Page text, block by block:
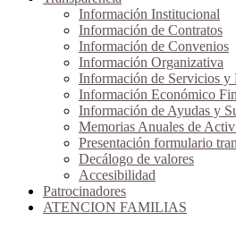
Información Institucional
Información de Contratos
Información de Convenios
Información Organizativa
Información de Servicios y
Información Económico
Información de Ayudas y
Memorias Anuales de
Presentación formulario
Decálogo de valores
Accesibilidad
Patrocinadores
ATENCION FAMILIAS